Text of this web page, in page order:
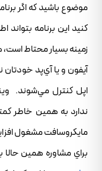
موضوع باشيد که اگر
کنيد اين برنامه بتواند
زمينه بسيار محتاط
آيفون و يا آي‌پد خودتان
اپل کنترل مي‌شوند.
ندارد به همين خاطر
مايکروسافت مشغول
براي مشاوره همين حالا